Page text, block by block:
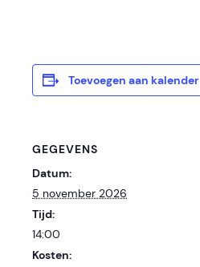
Toevoegen aan kalender
GEGEVENS
Datum:
5 november 2026
Tijd:
14:00
Kosten: